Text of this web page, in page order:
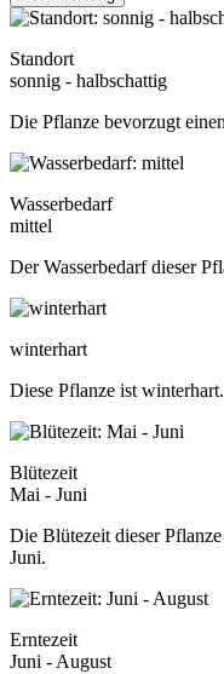
Standort
sonnig - halbschattig
Die Pflanze bevorzugt
Wasserbedarf
mittel
Der Wasserbedarf dieser
winterhart
Diese Pflanze ist winterhart.
Blütezeit
Mai - Juni
Die Blütezeit dieser
Juni.
Erntezeit
Juni - August